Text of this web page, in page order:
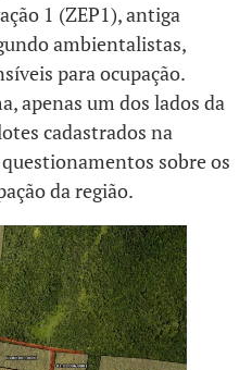
1 (ZEP1), antiga
ambientalistas,
para ocupação.
apenas um dos lados da
cadastrados na
sobre os
da região.